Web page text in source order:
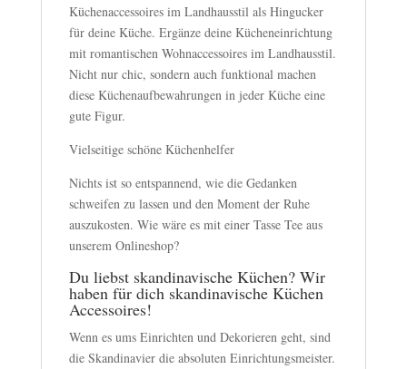
Küchenaccessoires im Landhausstil als Hingucker
für deine Küche. Ergänze deine Kücheneinrichtung
mit romantischen Wohnaccessoires im Landhausstil.
Nicht nur chic, sondern auch funktional machen
diese Küchenaufbewahrungen in jeder Küche eine
gute Figur.
Vielseitige schöne Küchenhelfer
Nichts ist so entspannend, wie die Gedanken
schweifen zu lassen und den Moment der Ruhe
auszukosten. Wie wäre es mit einer Tasse Tee aus
unserem Onlineshop?
Du liebst skandinavische Küchen? Wir
haben für dich skandinavische Küchen
Accessoires!
Wenn es ums Einrichten und Dekorieren geht, sind
die Skandinavier die absoluten Einrichtungsmeister.